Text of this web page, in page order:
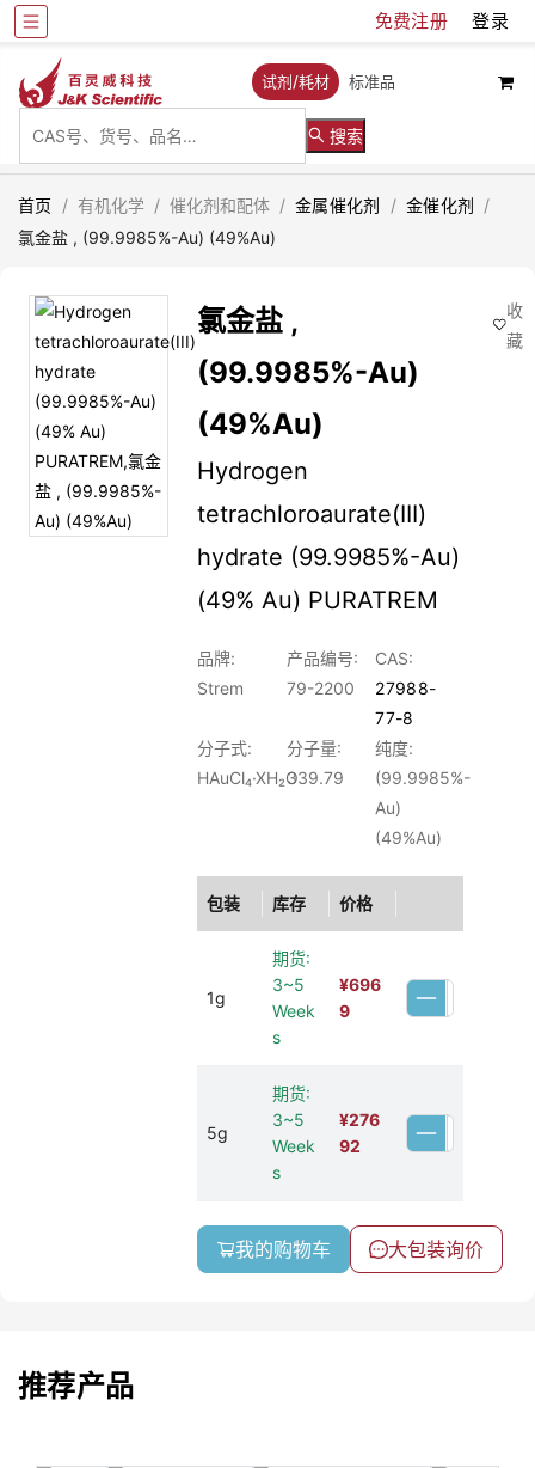
免费注册 登录
试剂/耗材 标准品
搜索
首页 / 有机化学 / 催化剂和配体 / 金属催化剂 / 金催化剂 /
氯金盐 , (99.9985%-Au) (49%Au)
氯金盐 ,
(99.9985%-Au)
(49%Au)
Hydrogen
tetrachloroaurate(III)
hydrate (99.9985%-Au)
(49% Au) PURATREM
品牌:
Strem
产品编号:
79-2200
CAS:
27988-
77-8
分子式:
HAuCl₄·XH₂O
分子量:
339.79
纯度:
(99.9985%-
Au)
(49%Au)
包装 库存 价格
1g
期货:
3~5
Week
s
¥696
9
5g
期货:
3~5
Week
s
¥276
92
我的购物车 大包装询价
收
藏
推荐产品